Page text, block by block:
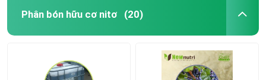
Phân bón hữu cơ nitơ (20)